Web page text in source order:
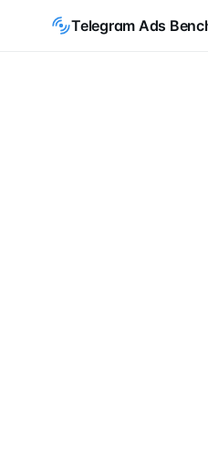
Telegram Ads